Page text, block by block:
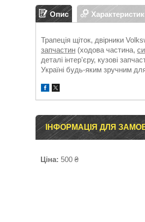
Опис
Трапеція щіток, двірники
запчастин (ходова частина,
деталі інтер'єру, кузові
Україні будь-яким зручним
ІНФОРМАЦІЯ ДЛЯ
Ціна: 500 ₴